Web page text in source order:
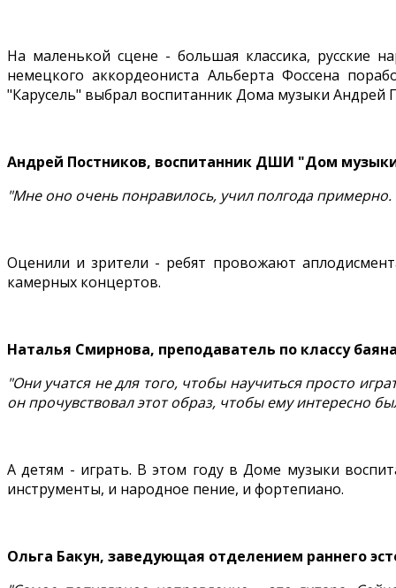
На маленькой сцене - большая классика, русские
немецкого аккордеониста Альберта Фоссена
"Карусель" выбрал воспитанник Дома музыки Андрей
Андрей Постников, воспитанник ДШИ "Дом
"Мне оно очень понравилось, учил полгода
Оценили и зрители - ребят провожают
камерных концертов.
Наталья Смирнова, преподаватель по классу
"Они учатся не для того, чтобы научиться просто
он прочувствовал этот образ, чтобы ему интересно
А детям - играть. В этом году в Доме музыки
инструменты, и народное пение, и фортепиано.
Ольга Бакун, заведующая отделением раннего